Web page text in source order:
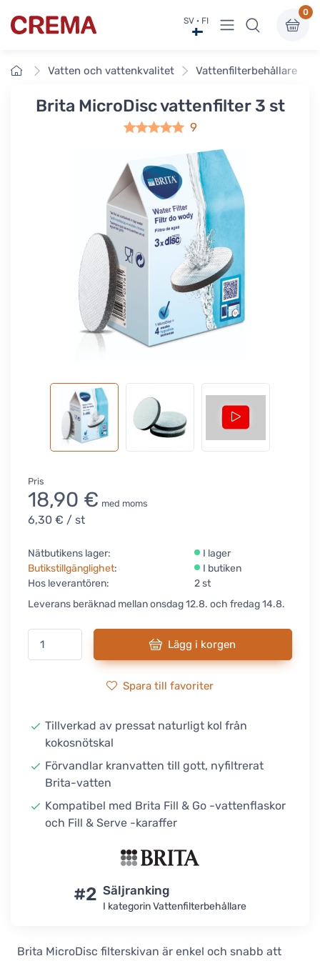
Crema SV · FI Visa undermeny
0
Framsidan
Vatten och vattenkvalitet Vattenfilterbehållare
Brita MicroDisc vattenfilter 3 st
9
Pris
18,90 € med moms
6,30 € / st
Nätbutikens lager:
I lager
Butikstillgänglighet:
I butiken
Hos leverantören:
2 st
Leverans beräknad mellan onsdag 12.8. och fredag 14.8.
Lägg i korgen
Spara till favoriter
Tillverkad av pressat naturligt kol från
kokosnötskal
Förvandlar kranvatten till gott, nyfiltrerat
Brita-vatten
Kompatibel med Brita Fill & Go -vattenflaskor
och Fill & Serve -karaffer
#2 Säljranking
I kategorin Vattenfilterbehållare
Brita MicroDisc filterskivan är enkel och snabb att